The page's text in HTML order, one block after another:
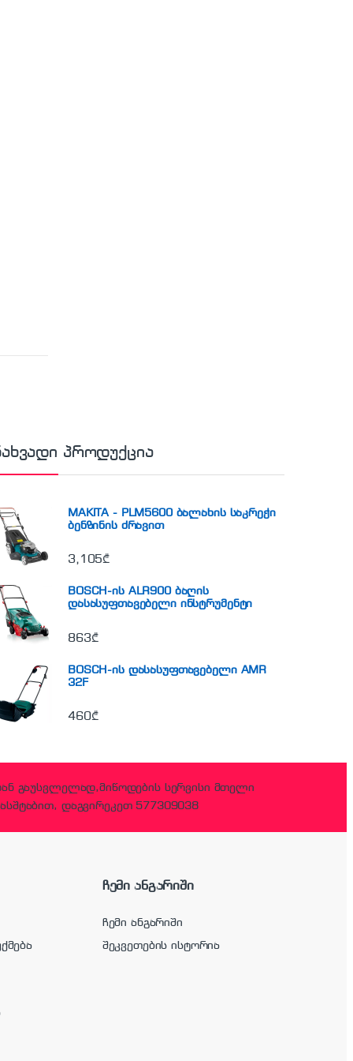
პროდუქცია
MAKITA - PLM5600 ბალახის საკრეჭი
ბენზინის ძრავით
3,105₾
BOSCH-ის ALR900 ბაღის
დასასუფთავებელი ინსტრუმენტი
863₾
BOSCH-ის დასასუფთავებელი AMR
32F
460₾
გაუსვლელად,მიწოდების სერვისი მთელი
დაგვირეკეთ 577309038
ჩემი ანგარიში
ჩემი ანგარიში
შეკვეთების ისტორია